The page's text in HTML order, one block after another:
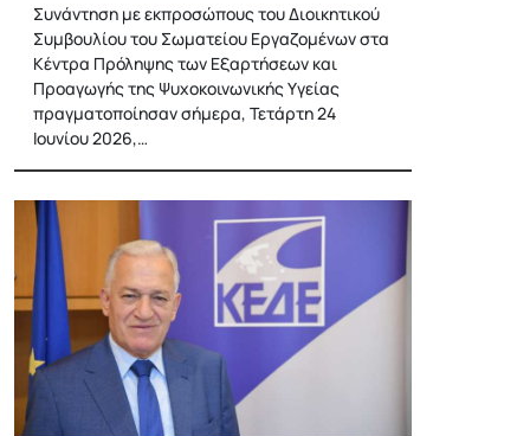
Συνάντηση με εκπροσώπους του Διοικητικού
Συμβουλίου του Σωματείου Εργαζομένων στα
Κέντρα Πρόληψης των Εξαρτήσεων και
Προαγωγής της Ψυχοκοινωνικής Υγείας
πραγματοποίησαν σήμερα, Τετάρτη 24
Ιουνίου 2026,…